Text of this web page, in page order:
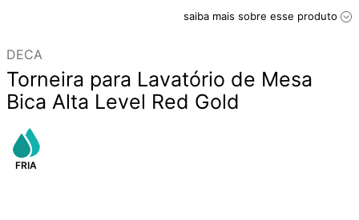
saiba mais sobre esse produto
DECA
Torneira para Lavatório de Mesa
Bica Alta Level Red Gold
4º
torneira
6º